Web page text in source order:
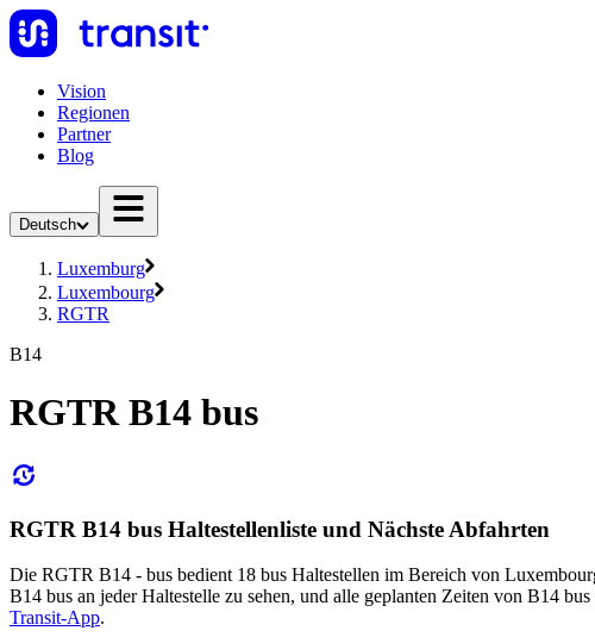
Vision
Regionen
Partner
Blog
Deutsch
Luxemburg
Luxembourg
RGTR
B14
RGTR B14 bus
RGTR B14 bus Haltestellenliste und Nächste Abfahrten
Die RGTR B14 - bus bedient 18 bus Haltestellen im Bereich von
B14 bus an jeder Haltestelle zu sehen, und alle geplanten Zeiten von B14
Transit-App.